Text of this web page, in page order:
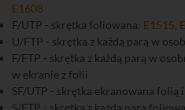
E1608
F/UTP - skrętka foliowana: E1515,
U/FTP - skrętka z każdą parą w
F/FTP - skrętka z każdą parą w
w ekranie z folii
SF/UTP - skrętka ekranowana folią
S/FTP - skrętka z każdą parą